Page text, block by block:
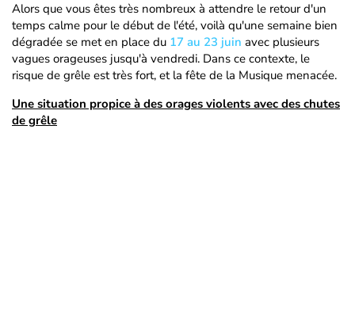
Alors que vous êtes très nombreux à attendre le retour d'un
temps calme pour le début de l'été, voilà qu'une semaine bien
dégradée se met en place du 17 au 23 juin avec plusieurs
vagues orageuses jusqu'à vendredi. Dans ce contexte, le
risque de grêle est très fort, et la fête de la Musique menacée.
Une situation propice à des orages violents avec des chutes
de grêle